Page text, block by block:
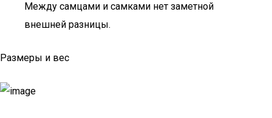
Между самцами и самками нет заметной
внешней разницы.
Размеры и вес